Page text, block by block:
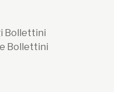
Bollettini
Bollettini